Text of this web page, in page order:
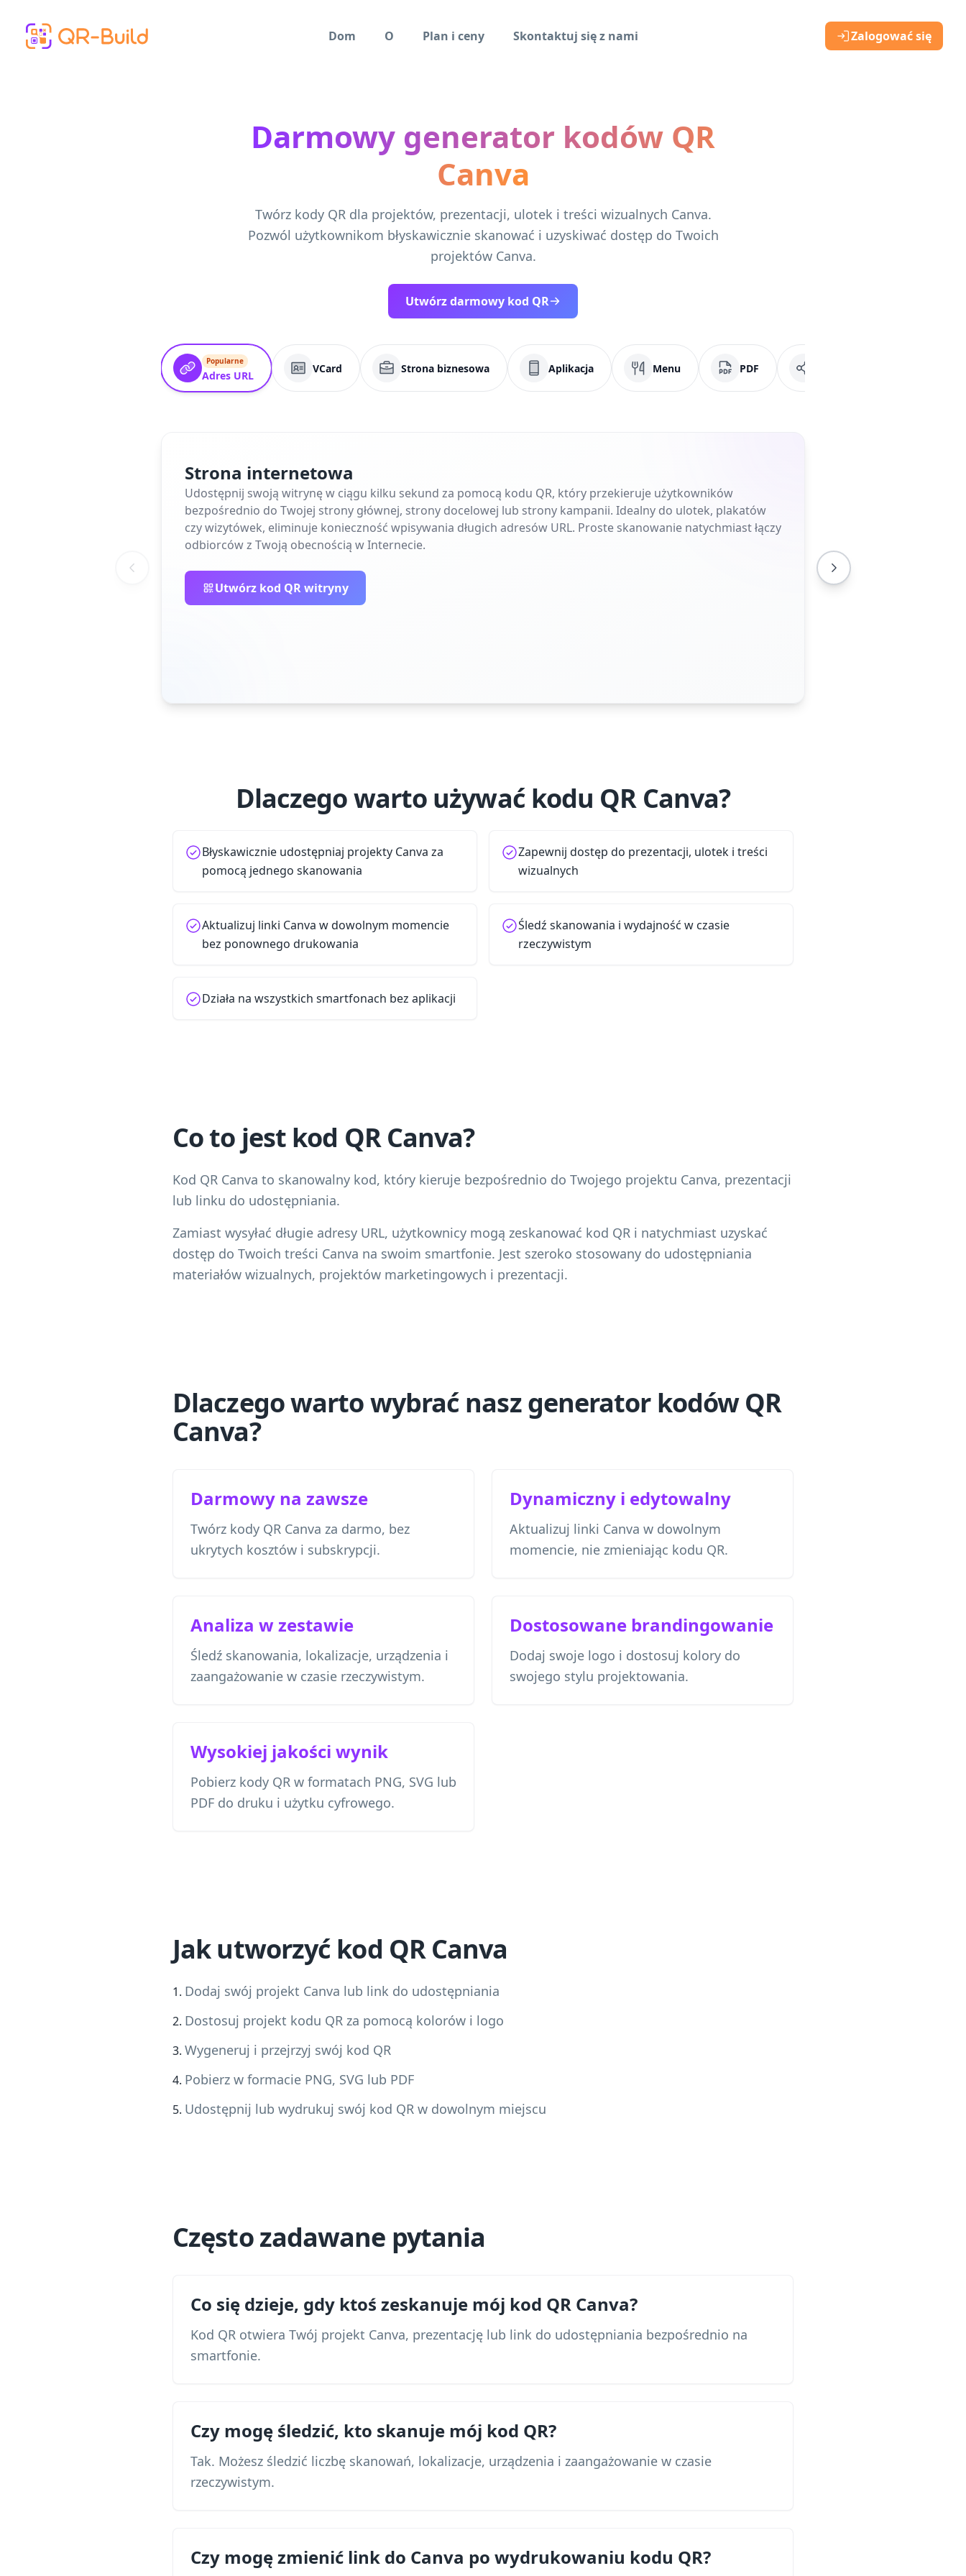
Dom
O Plan i ceny Skontaktuj się z nami Zalogować się
Darmowy generator kodów QR
Canva
Twórz kody QR dla projektów, prezentacji, ulotek i treści wizualnych Canva.
Pozwól użytkownikom błyskawicznie skanować i uzyskiwać dostęp do Twoich
projektów Canva.
Utwórz darmowy kod QR
Popularne
Adres URL
VCard Strona biznesowa Aplikacja Menu PDF
Strona internetowa
Udostępnij swoją witrynę w ciągu kilku sekund za pomocą kodu QR, który przekieruje użytkowników
bezpośrednio do Twojej strony głównej, strony docelowej lub strony kampanii. Idealny do ulotek, plakatów
czy wizytówek, eliminuje konieczność wpisywania długich adresów URL. Proste skanowanie natychmiast łączy
odbiorców z Twoją obecnością w Internecie.
Utwórz kod QR witryny
Dlaczego warto używać kodu QR Canva?
Błyskawicznie udostępniaj projekty Canva za
pomocą jednego skanowania
Zapewnij dostęp do prezentacji, ulotek i treści
wizualnych
Aktualizuj linki Canva w dowolnym momencie
bez ponownego drukowania
Śledź skanowania i wydajność w czasie
rzeczywistym
Działa na wszystkich smartfonach bez aplikacji
Co to jest kod QR Canva?
Kod QR Canva to skanowalny kod, który kieruje bezpośrednio do Twojego projektu Canva, prezentacji
lub linku do udostępniania.
Zamiast wysyłać długie adresy URL, użytkownicy mogą zeskanować kod QR i natychmiast uzyskać
dostęp do Twoich treści Canva na swoim smartfonie. Jest szeroko stosowany do udostępniania
materiałów wizualnych, projektów marketingowych i prezentacji.
Dlaczego warto wybrać nasz generator kodów QR
Canva?
Darmowy na zawsze
Twórz kody QR Canva za darmo, bez
ukrytych kosztów i subskrypcji.
Dynamiczny i edytowalny
Aktualizuj linki Canva w dowolnym
momencie, nie zmieniając kodu QR.
Analiza w zestawie
Śledź skanowania, lokalizacje, urządzenia i
zaangażowanie w czasie rzeczywistym.
Dostosowane brandingowanie
Dodaj swoje logo i dostosuj kolory do
swojego stylu projektowania.
Wysokiej jakości wynik
Pobierz kody QR w formatach PNG, SVG lub
PDF do druku i użytku cyfrowego.
Jak utworzyć kod QR Canva
Dodaj swój projekt Canva lub link do udostępniania
Dostosuj projekt kodu QR za pomocą kolorów i logo
Wygeneruj i przejrzyj swój kod QR
Pobierz w formacie PNG, SVG lub PDF
Udostępnij lub wydrukuj swój kod QR w dowolnym miejscu
Często zadawane pytania
Co się dzieje, gdy ktoś zeskanuje mój kod QR Canva?
Kod QR otwiera Twój projekt Canva, prezentację lub link do udostępniania bezpośrednio na
smartfonie.
Czy mogę śledzić, kto skanuje mój kod QR?
Tak. Możesz śledzić liczbę skanowań, lokalizacje, urządzenia i zaangażowanie w czasie
rzeczywistym.
Czy mogę zmienić link do Canva po wydrukowaniu kodu QR?